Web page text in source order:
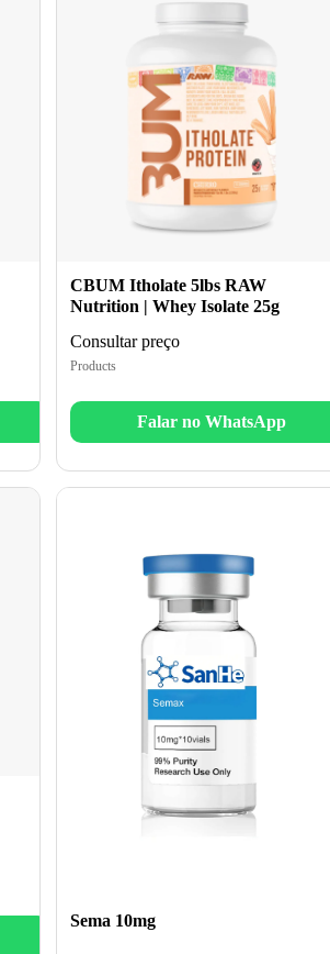
CBUM Itholate 5lbs RAW
Nutrition | Whey Isolate 25g
Consultar preço
Products
Falar no WhatsApp
Sema 10mg